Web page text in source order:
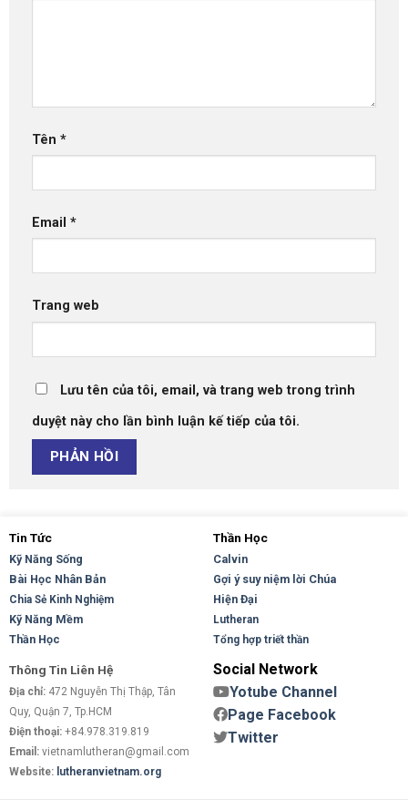
Tên *
Email *
Trang web
Lưu tên của tôi, email, và trang web trong trình
duyệt này cho lần bình luận kế tiếp của tôi.
Tin Tức
Kỹ Năng Sống
Bài Học Nhân Bản
Chia Sẻ Kinh Nghiệm
Kỹ Năng Mềm
Thần Học
Thần Học
Calvin
Gợi ý suy niệm lời Chúa
Hiện Đại
Lutheran
Tổng hợp triết thần
Thông Tin Liên Hệ
Địa chỉ: 472 Nguyễn Thị Thập, Tân
Quy, Quận 7, Tp.HCM
Điện thoại: +84.978.319.819
Email: vietnamlutheran@gmail.com
Website: lutheranvietnam.org
Social Network
Yotube Channel
Page Facebook
Twitter